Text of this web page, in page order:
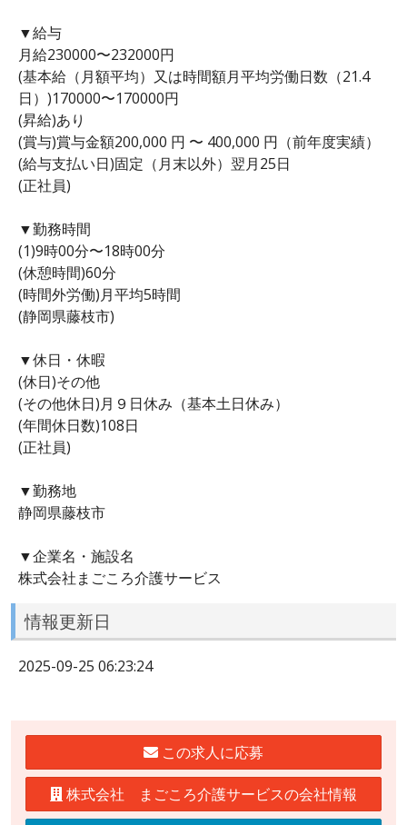
▼給与
月給230000〜232000円
(基本給（月額平均）又は時間額月平均労働日数（21.4
日）)170000〜170000円
(昇給)あり
(賞与)賞与金額200,000 円 〜 400,000 円（前年度実績）
(給与支払い日)固定（月末以外）翌月25日
(正社員)
▼勤務時間
(1)9時00分〜18時00分
(休憩時間)60分
(時間外労働)月平均5時間
(静岡県藤枝市)
▼休日・休暇
(休日)その他
(その他休日)月９日休み（基本土日休み）
(年間休日数)108日
(正社員)
▼勤務地
静岡県藤枝市
▼企業名・施設名
株式会社まごころ介護サービス
情報更新日
2025-09-25 06:23:24
この求人に応募
株式会社 まごころ介護サービスの会社情報